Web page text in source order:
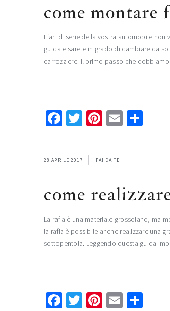
come montare
I fari di serie della vostra automobile non
guida e sarete in grado di cambiare da
carrozziere. Il primo passo che
Facebook
TwitterPinterest
Email
28 APRILE 2017 FAI DA TE
come
La rafia è una materiale grossolano, ma
la rafia è possibile anche realizzare una
sottopentola. Leggendo questa guida
Facebook
TwitterPinterest
Email